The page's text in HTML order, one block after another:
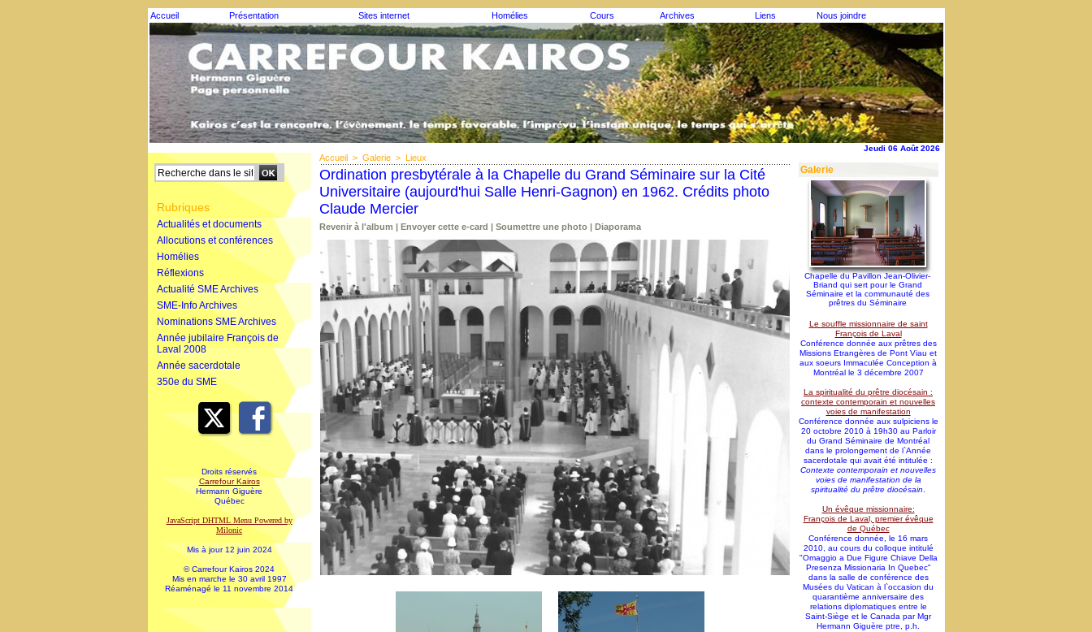
Accueil Présentation Sites internet Homélies Cours Archives Liens Nous joindre
Jeudi 06 Août 2026
Rubriques
Actualités et documents
Allocutions et conférences
Homélies
Réflexions
Actualité SME Archives
SME-Info Archives
Nominations SME Archives
Année jubilaire François de
Laval 2008
Année sacerdotale
350e du SME
Droits réservés
Carrefour Kairos
Hermann Giguère
Québec
JavaScript DHTML Menu Powered by
Milonic
Mis à jour 12 juin 2024
© Carrefour Kairos 2024
Mis en marche le 30 avril 1997
Réaménagé le 11 novembre 2014
Accueil > Galerie > Lieux
Ordination presbytérale à la Chapelle du Grand Séminaire sur la Cité
Universitaire (aujourd'hui Salle Henri-Gagnon) en 1962. Crédits photo
Claude Mercier
Revenir à l'album | Envoyer cette e-card | Soumettre une photo | Diaporama
Galerie
Chapelle du Pavillon Jean-Olivier-
Briand qui sert pour le Grand
Séminaire et la communauté des
prêtres du Séminaire
Le souffle missionnaire de saint
François de Laval
Conférence donnée aux prêtres des
Missions Etrangères de Pont Viau et
aux soeurs Immaculée Conception à
Montréal le 3 décembre 2007
La spiritualité du prêtre diocésain :
contexte contemporain et nouvelles
voies de manifestation
Conférence donnée aux sulpiciens le
20 octobre 2010 à 19h30 au Parloir
du Grand Séminaire de Montréal
dans le prolongement de l`Année
sacerdotale qui avait été intitulée :
Contexte contemporain et nouvelles
voies de manifestation de la
spiritualité du prêtre diocésain
Un évêque missionnaire:
François de Laval, premier évêque
de Québec
Conférence donnée, le 16 mars
2010, au cours du colloque intitulé
"Omaggio a Due Figure Chiave Della
Presenza Missionaria In Quebec"
dans la salle de conférence des
Musées du Vatican à l`occasion du
quarantième anniversaire des
relations diplomatiques entre le
Saint-Siège et le Canada par Mgr
Hermann Giguère ptre, p.h.